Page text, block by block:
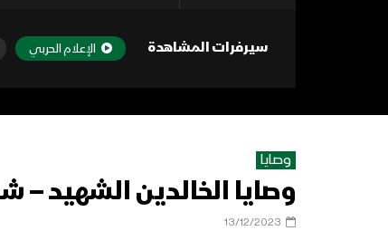
سيرفرات المشاهدة الإعلام الحربي
وصايا
وصايا الخالدين الشهيد –
13/12/2023